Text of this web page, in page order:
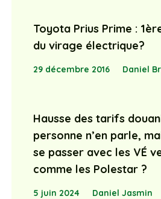
Toyota Prius Prime :
du virage électrique?
29 décembre 2016 Daniel
Hausse des tarifs
personne n’en parle,
se passer avec les VÉ
comme les Polestar ?
5 juin 2024 Daniel Jasmin